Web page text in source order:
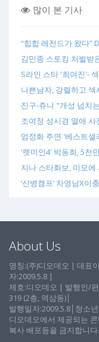
많이 본 기사
“힙합 레전드가 왔다”
김민종 스토킹 처벌받
S라인 스타 '최여진'-
나쁜남자, 강렬하고
진구-쥬니 "개성 넘치
조여정 성시경 열애
엄정화 주연 '베스트
'렛미인4' 박동희, 5천
지나 스타화보, 미모에
‘신병캠프’ 차영남X
About Us
명칭:(주)디오데오 | 대표
자:2009.5.8 |
제호:디오데오 | 발행인/
319 (2층, 역삼동)│
발행일자:2009.5.8│청소
디오데오에서 제공되는
복사 배포등을 금지합니다.